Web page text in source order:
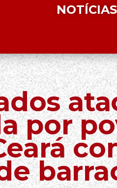
NOTÍCIAS
por